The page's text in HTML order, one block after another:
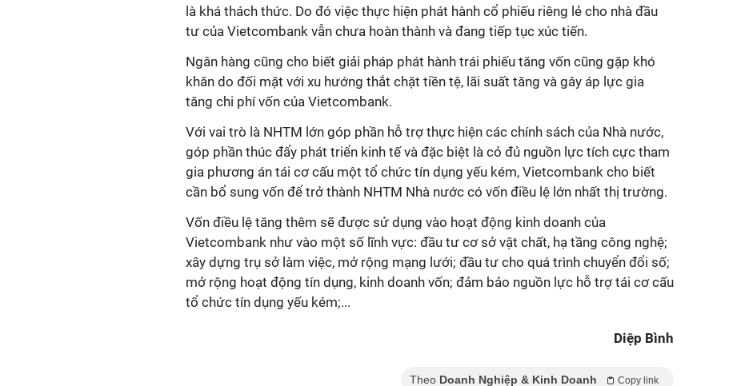
là khá thách thức. Do đó việc thực hiện phát hành cổ phiếu riêng lẻ cho nhà đầu
tư của Vietcombank vẫn chưa hoàn thành và đang tiếp tục xúc tiến.
Ngân hàng cũng cho biết giải pháp phát hành trái phiếu tăng vốn cũng gặp khó
khăn do đối mặt với xu hướng thắt chặt tiền tệ, lãi suất tăng và gây áp lực gia
tăng chi phí vốn của Vietcombank.
Với vai trò là NHTM lớn góp phần hỗ trợ thực hiện các chính sách của Nhà nước,
góp phần thúc đẩy phát triển kinh tế và đặc biệt là cỏ đủ nguồn lực tích cực tham
gia phương án tái cơ cấu một tổ chức tín dụng yếu kém, Vietcombank cho biết
cần bổ sung vốn để trở thành NHTM Nhà nước có vốn điều lệ lớn nhất thị trường.
Vốn điều lệ tăng thêm sẽ được sử dụng vào hoạt động kinh doanh của
Vietcombank như vào một số lĩnh vực: đầu tư cơ sở vật chất, hạ tầng công nghệ;
xây dựng trụ sở làm việc, mở rộng mạng lưới; đầu tư cho quá trình chuyển đổi số;
mở rộng hoạt động tín dụng, kinh doanh vốn; đảm bảo nguồn lực hỗ trợ tái cơ cấu
tổ chức tín dụng yếu kém;...
Diệp Bình
Theo Doanh Nghiệp & Kinh Doanh Copy link